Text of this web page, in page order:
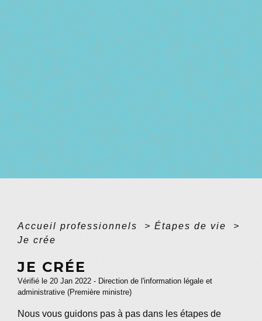
Accueil professionnels > Étapes de vie
>
Je crée
JE CRÉE
Vérifié le 20 Jan 2022 - Direction de l'information légale et
administrative (Première ministre)
Nous vous guidons pas à pas dans les étapes de